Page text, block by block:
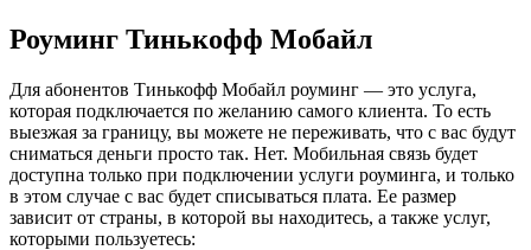
Роуминг Тинькофф Мобайл
Для абонентов Тинькофф Мобайл роуминг — это услуга,
которая подключается по желанию самого клиента. То есть
выезжая за границу, вы можете не переживать, что с вас будут
сниматься деньги просто так. Нет. Мобильная связь будет
доступна только при подключении услуги роуминга, и только
в этом случае с вас будет списываться плата. Ее размер
зависит от страны, в которой вы находитесь, а также услуг,
которыми пользуетесь: